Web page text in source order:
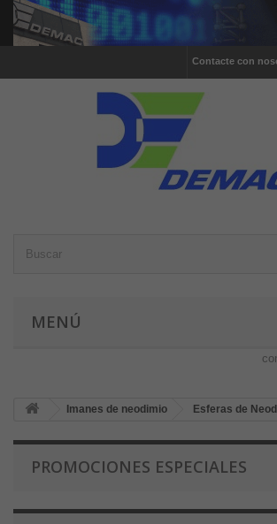
Contacte con
MENÚ
Imanes de neodimio Esferas de
PROMOCIONES ESPECIALES